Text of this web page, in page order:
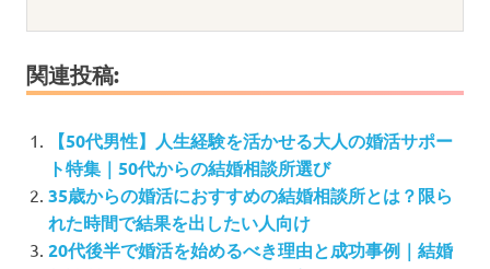
関連投稿:
【50代男性】人生経験を活かせる大人の婚活サポー
ト特集｜50代からの結婚相談所選び
35歳からの婚活におすすめの結婚相談所とは？限ら
れた時間で結果を出したい人向け
20代後半で婚活を始めるべき理由と成功事例｜結婚